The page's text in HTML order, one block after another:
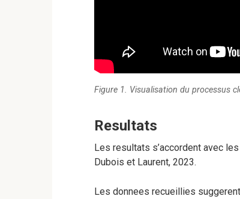
Figure 1. Visualisation du processus
Resultats
Les resultats s’accordent avec
Dubois et Laurent, 2023.
Les donnees recueillies